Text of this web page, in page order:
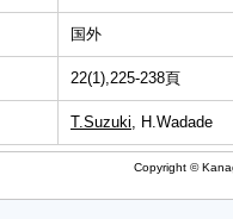
国外
22(1),225-238頁
T.Suzuki, H.Wadade
Copyright ©